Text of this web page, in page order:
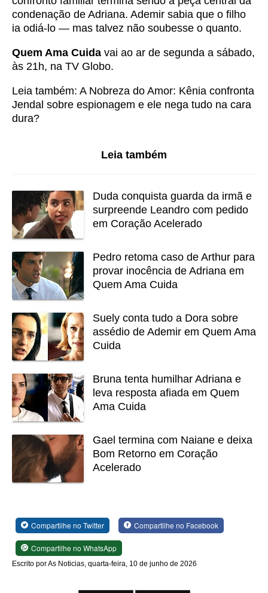
condenação de Adriana. Ademir sabia que o filho
ia odiá-lo — mas talvez não soubesse o quanto.
Quem Ama Cuida vai ao ar de segunda a sábado,
às 21h, na TV Globo.
Leia também: A Nobreza do Amor: Kênia confronta
Jendal sobre espionagem e ele nega tudo na cara
dura?
Leia também
Duda conquista guarda da irmã e
surpreende Leandro com pedido
em Coração Acelerado
Pedro retoma caso de Arthur para
provar inocência de Adriana em
Quem Ama Cuida
Suely conta tudo a Dora sobre
assédio de Ademir em Quem Ama
Cuida
Bruna tenta humilhar Adriana e
leva resposta afiada em Quem
Ama Cuida
Gael termina com Naiane e deixa
Bom Retorno em Coração
Acelerado
Compartilhe no Twitter Compartilhe no Facebook
Compartilhe no WhatsApp
Escrito por As Noticias, quarta-feira, 10 de junho de 2026